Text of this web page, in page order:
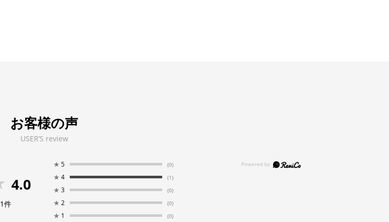
お客様の声
USER’S review
4.0
1件
★ 5 (0)
★ 4 (1)
★ 3 (0)
★ 2 (0)
★ 1 (0)